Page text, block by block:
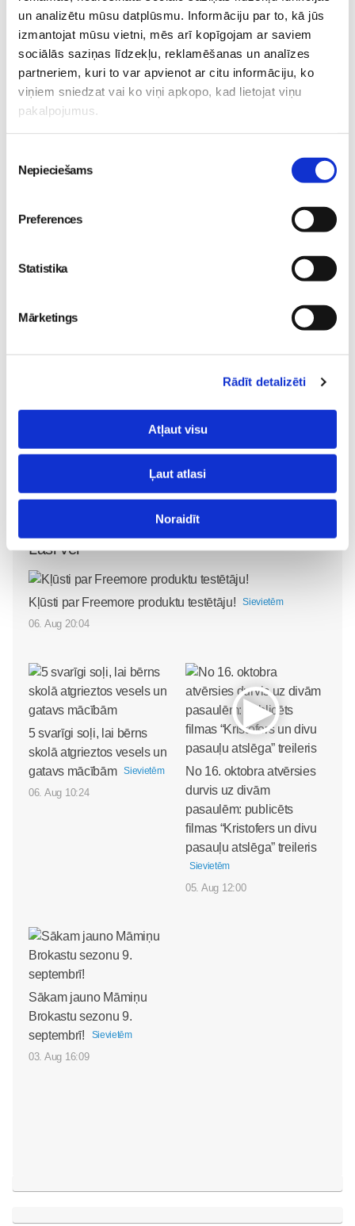
un analizētu mūsu datplūsmu. Informāciju par to, kā jūs
izmantojat mūsu vietni, mēs arī kopīgojam ar saviem
sociālās saziņas līdzekļu, reklamēšanas un analīzes
partneriem, kuri to var apvienot ar citu informāciju, ko
viņiem sniedzat vai ko viņi apkopo, kad lietojat viņu
pakalpojumus.
izvēle
Nepieciešams
Preferences
Statistika
Mārketings
Rādīt detalizēti
Atļaut visu
Ļaut atlasi
Noraidīt
Bērniņš ir nācis pasaulē, tu esi kļuvusi par māmiņu, un
vēlies visu savu gādību un uzmanību veltīt
jaundzimušajam, taču ne mazāk svarīgi šajā laikā ir
dzemdībām, skaidrosim šodien.
Lasi vēl
Kļūsti par Freemore produktu testētāju! Sievietēm
06. Aug 20:04
5 svarīgi soļi, lai bērns
skolā atgrieztos vesels un
gatavs mācībām
Sievietēm
06. Aug 10:24
No 16. oktobra atvērsies
durvis uz divām
pasaulēm: publicēts
filmas “Kristofers un divu
pasauļu atslēga” treileris
Sievietēm
05. Aug 12:00
Sākam jauno Māmiņu
Brokastu sezonu 9.
septembrī!
Sievietēm
03. Aug 16:09